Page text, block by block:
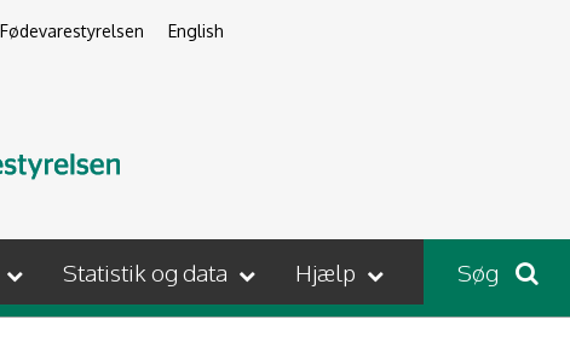
English
Statistik og data Hjælp Søg